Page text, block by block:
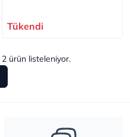
Tükendi
2ürün listeleniyor.